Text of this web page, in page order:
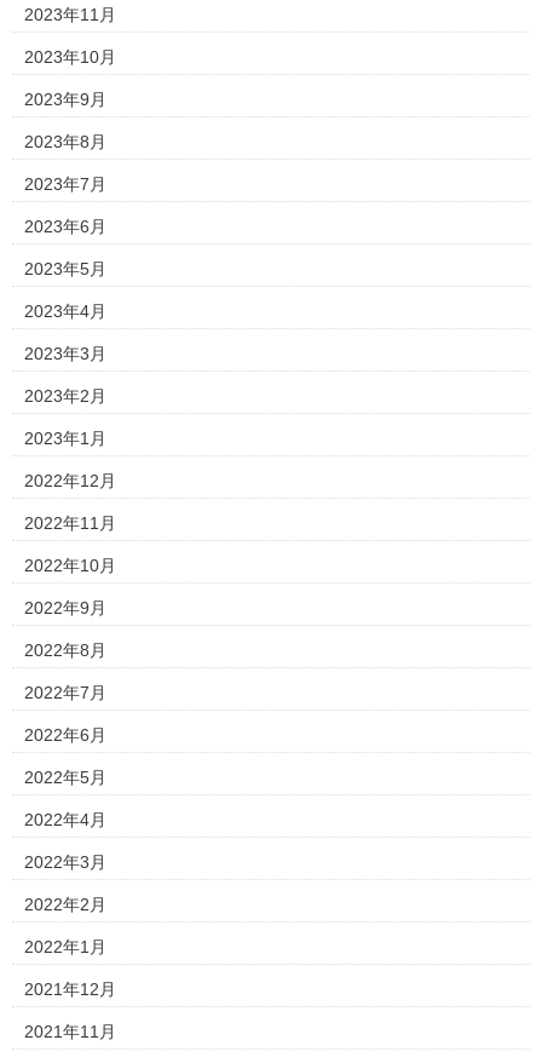
2023年11月
2023年10月
2023年9月
2023年8月
2023年7月
2023年6月
2023年5月
2023年4月
2023年3月
2023年2月
2023年1月
2022年12月
2022年11月
2022年10月
2022年9月
2022年8月
2022年7月
2022年6月
2022年5月
2022年4月
2022年3月
2022年2月
2022年1月
2021年12月
2021年11月